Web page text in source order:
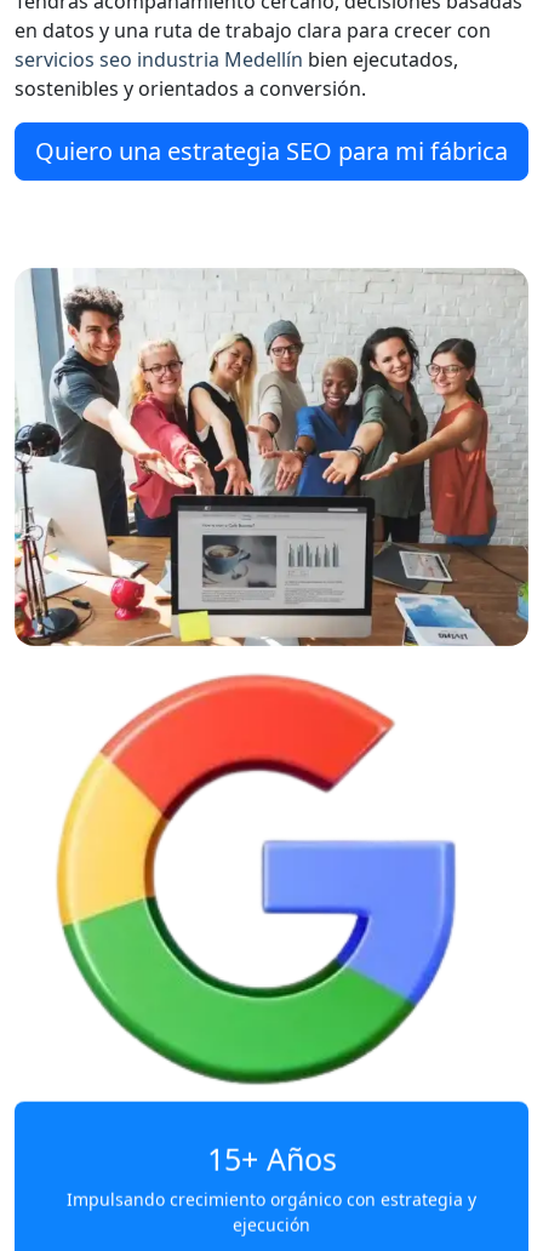
en datos y una ruta de trabajo clara para crecer con
servicios seo industria Medellín bien ejecutados,
sostenibles y orientados a conversión.
Quiero una estrategia SEO para mi fábrica
15+ Años
Impulsando crecimiento orgánico con estrategia y
ejecución